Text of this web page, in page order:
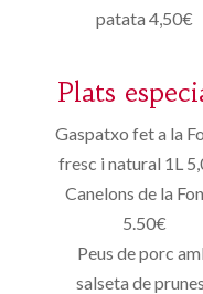
patata 4,50€
Plats
Gaspatxo fet a la
fresc i natural 1L
Canelons de la
5.50€
Peus de porc
salseta de